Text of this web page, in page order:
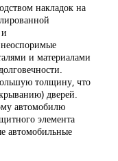
накладок на
и материалами
толщину, что
дверей.
автомобилю
элемента
автомобильные